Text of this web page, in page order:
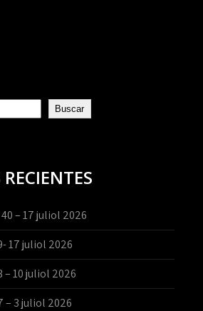
Buscar
– 17 juliol 2026
17 juliol 2026
– 10 juliol 2026
– 3 juliol 2026